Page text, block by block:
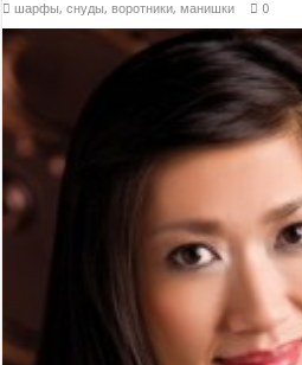
шарфы, снуды, воротники, манишки 0